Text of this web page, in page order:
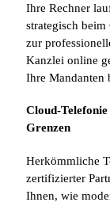
Ihre Rechner
strategisch
zur
Kanzlei online
Ihre Mandanten
Cloud-
Grenzen
Herkömmliche
zertifizierter
Ihnen, wie